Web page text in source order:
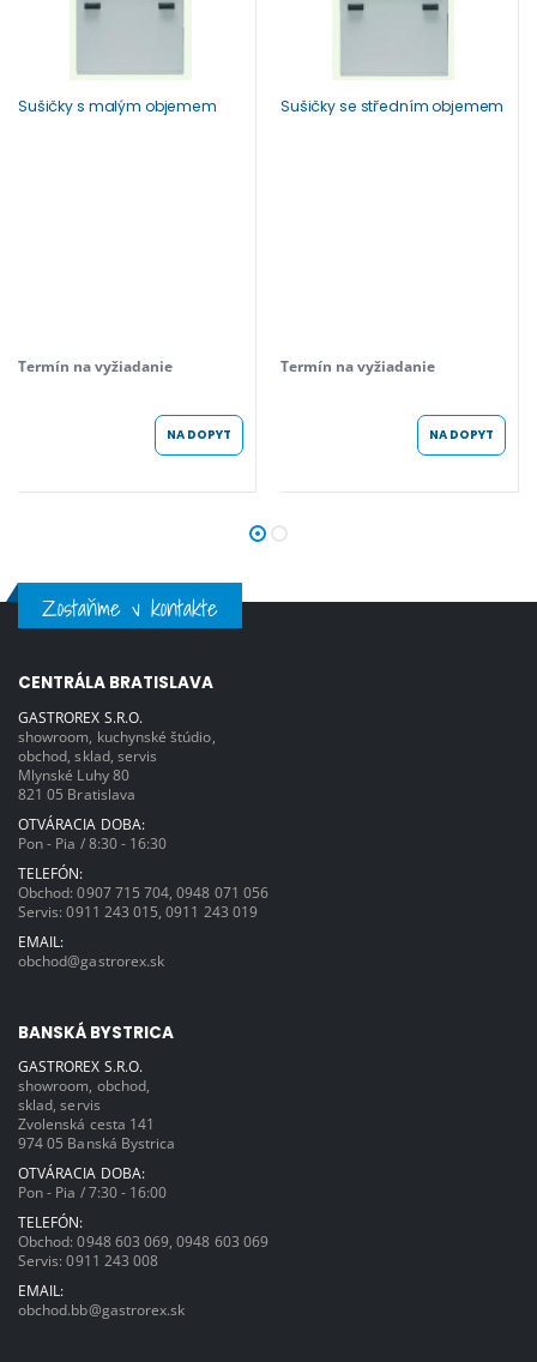
Sušičky s malým objemem
Termín na vyžiadanie
NA DOPYT
Sušičky se středním objemem
Termín na vyžiadanie
NA DOPYT
Zostaňme v kontakte
CENTRÁLA BRATISLAVA
GASTROREX S.R.O.
showroom, kuchynské štúdio,
obchod, sklad, servis
Mlynské Luhy 80
821 05 Bratislava
OTVÁRACIA DOBA:
Pon - Pia / 8:30 - 16:30
TELEFÓN:
Obchod:0907 715 704 ,0948 071 056
Servis:0911 243 015 ,0911 243 019
EMAIL:
obchod@gastrorex.sk
BANSKÁ BYSTRICA
GASTROREX S.R.O.
showroom, obchod,
sklad, servis
Zvolenská cesta 141
974 05 Banská Bystrica
OTVÁRACIA DOBA:
Pon - Pia / 7:30 - 16:00
TELEFÓN:
Obchod:0948 603 069,0948 603 069
Servis:0911 243 008
EMAIL:
obchod.bb@gastrorex.sk